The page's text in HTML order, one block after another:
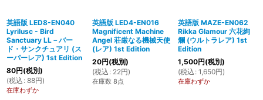
英語版 LED8-EN040
Lyrilusc - Bird
Sanctuary LL－バー
ド・サンクチュアリ (ス
ーパーレア) 1st Edition
80円(税別)
(税込 : 88円)
在庫わずか
英語版 LED4-EN016
Magnificent Machine
Angel 荘厳なる機械天使
(レア) 1st Edition
20円(税別)
(税込 : 22円)
在庫数 8点
英語版 MAZE-EN062
Rikka Glamour 六花絢
爛 (ウルトラレア) 1st
Edition
1,500円(税別)
(税込 : 1,650円)
在庫わずか